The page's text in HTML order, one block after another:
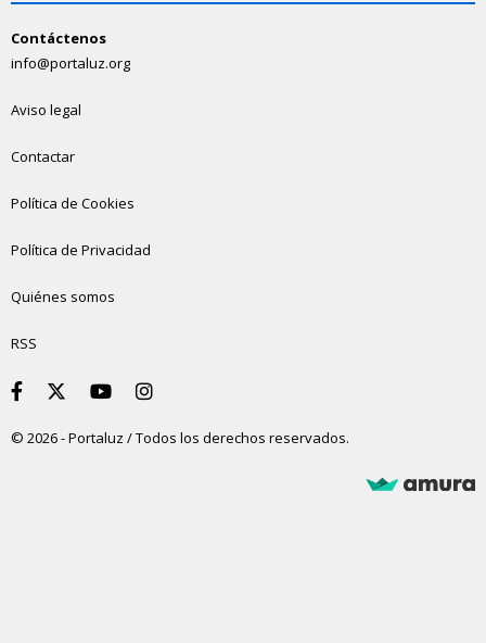
Contáctenos
info@portaluz.org
Aviso legal
Contactar
Política de Cookies
Política de Privacidad
Quiénes somos
RSS
© 2026 - Portaluz / Todos los derechos reservados.